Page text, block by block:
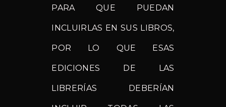
PARA QUE PUEDAN
INCLUIRLAS EN SUS LIBROS,
POR LO QUE ESAS
EDICIONES DE LAS
LIBRERÍAS DEBERÍAN